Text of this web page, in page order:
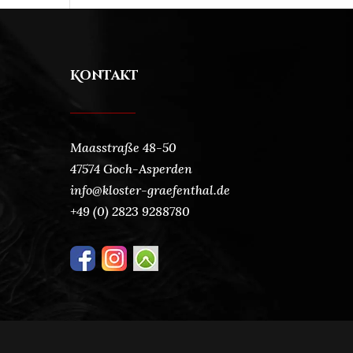
Kontakt
Maasstraße 48-50
47574 Goch-Asperden
info@kloster-graefenthal.de
+49 (0) 2823 9288780